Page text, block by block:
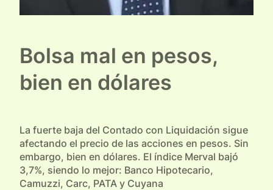
Bolsa mal en pesos,
bien en dólares
La fuerte baja del Contado con Liquidación sigue
afectando el precio de las acciones en pesos. Sin
embargo, bien en dólares. El índice Merval bajó
3,7%, siendo lo mejor: Banco Hipotecario,
Camuzzi, Carc, PATA y Cuyana